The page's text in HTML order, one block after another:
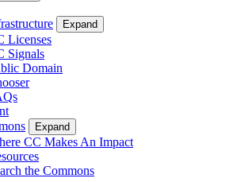
Expand
Licenses
Signals
Domain
Expand
CC Makes An Impact
the Commons